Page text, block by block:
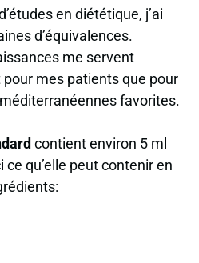
en diététique, j’ai
d’équivalences.
me servent
mes patients que pour
favorites.
contient environ 5 ml
ce qu’elle peut contenir en